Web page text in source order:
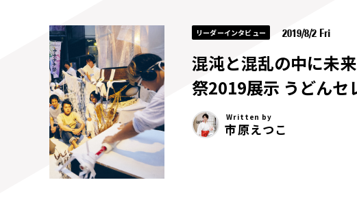
リーダーインタビュー 2019/8/2 Fri
混沌と混乱の中に未
祭2019展示 うどんセ
Written by
市原えつこ